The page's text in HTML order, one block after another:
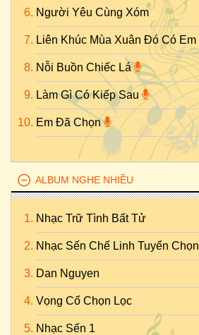
Người Yêu Cùng Xóm
Liên Khúc Mùa Xuân Đó Có Em
Nỗi Buồn Chiếc Lá
Làm Gì Có Kiếp Sau
Em Đã Chọn
ALBUM NGHE NHIỀU
Nhạc Trữ Tình Bất Tử
Nhạc Sến Chế Linh Tuyển Chọn
Dan Nguyen
Vọng Cổ Chọn Lọc
Nhạc Sến 1